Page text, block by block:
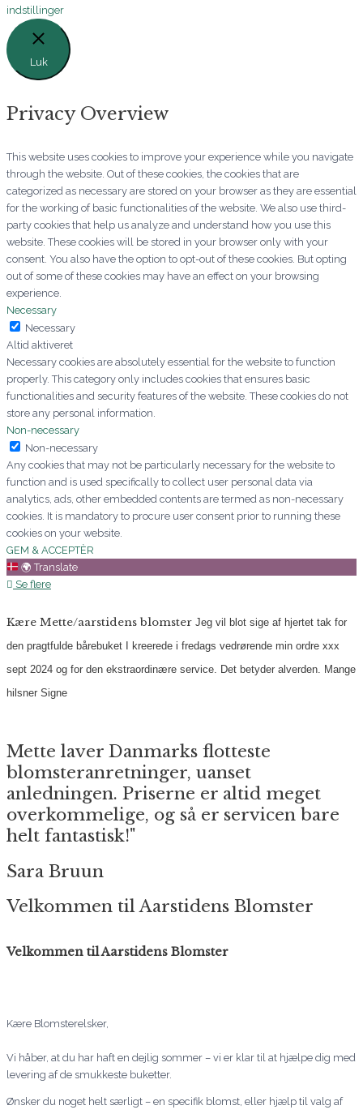
indstillinger
Luk
Privacy Overview
This website uses cookies to improve your experience while you navigate
through the website. Out of these cookies, the cookies that are
categorized as necessary are stored on your browser as they are essential
for the working of basic functionalities of the website. We also use third-
party cookies that help us analyze and understand how you use this
website. These cookies will be stored in your browser only with your
consent. You also have the option to opt-out of these cookies. But opting
out of some of these cookies may have an effect on your browsing
experience.
Necessary
Necessary
Altid aktiveret
Necessary cookies are absolutely essential for the website to function
properly. This category only includes cookies that ensures basic
functionalities and security features of the website. These cookies do not
store any personal information.
Non-necessary
Non-necessary
Any cookies that may not be particularly necessary for the website to
function and is used specifically to collect user personal data via
analytics, ads, other embedded contents are termed as non-necessary
cookies. It is mandatory to procure user consent prior to running these
cookies on your website.
GEM & ACCEPTÈR
🌍 Translate
Se flere
Kære Mette/aarstidens blomster Jeg vil blot sige af hjertet tak for
den pragtfulde bårebuket I kreerede i fredags vedrørende min ordre xxx
sept 2024 og for den ekstraordinære service. Det betyder alverden. Mange
hilsner Signe
Mette laver Danmarks flotteste
blomsteranretninger, uanset
anledningen. Priserne er altid meget
overkommelige, og så er servicen bare
helt fantastisk!"
Sara Bruun
Velkommen til Aarstidens Blomster
Velkommen til Aarstidens Blomster
Kære Blomsterelsker,
Vi håber, at du har haft en dejlig sommer – vi er klar til at hjælpe dig med
levering af de smukkeste buketter.
Ønsker du noget helt særligt – en specifik blomst, eller hjælp til valg af